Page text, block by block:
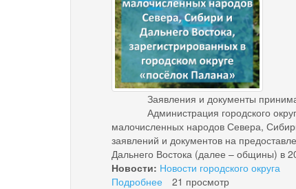
Заявления и документы
Администрация городского округа
малочисленных народов Севера,
заявлений и документов на
Дальнего Востока (далее – общины) в
Новости: Новости городского округа
Подробнее
21 просмотр